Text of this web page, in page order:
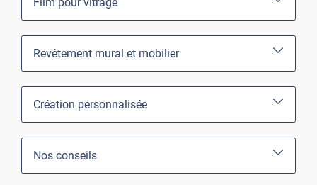
Revêtement mural et mobilier
Création personnalisée
Nos conseils